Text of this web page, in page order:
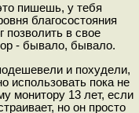
пишешь, у тебя
благосостояния
позволить в свое
- бывало, бывало.
и похудели,
использовать пока не
монитору 13 лет, если
но он просто